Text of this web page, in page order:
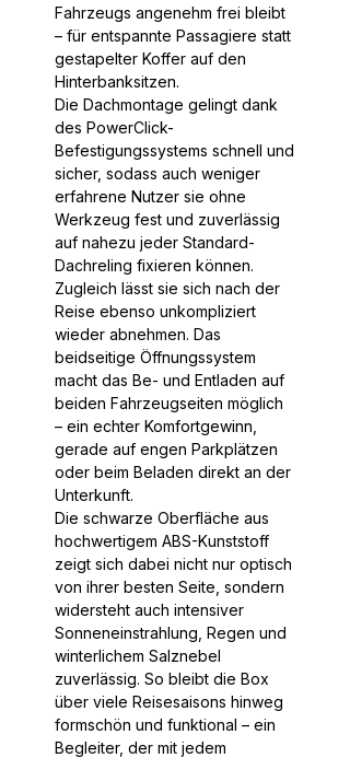
Fahrzeugs angenehm frei bleibt
– für entspannte Passagiere statt
gestapelter Koffer auf den
Hinterbanksitzen.
Die Dachmontage gelingt dank
des PowerClick-
Befestigungssystems schnell und
sicher, sodass auch weniger
erfahrene Nutzer sie ohne
Werkzeug fest und zuverlässig
auf nahezu jeder Standard-
Dachreling fixieren können.
Zugleich lässt sie sich nach der
Reise ebenso unkompliziert
wieder abnehmen. Das
beidseitige Öffnungssystem
macht das Be- und Entladen auf
beiden Fahrzeugseiten möglich
– ein echter Komfortgewinn,
gerade auf engen Parkplätzen
oder beim Beladen direkt an der
Unterkunft.
Die schwarze Oberfläche aus
hochwertigem ABS-Kunststoff
zeigt sich dabei nicht nur optisch
von ihrer besten Seite, sondern
widersteht auch intensiver
Sonneneinstrahlung, Regen und
winterlichem Salznebel
zuverlässig. So bleibt die Box
über viele Reisesaisons hinweg
formschön und funktional – ein
Begleiter, der mit jedem